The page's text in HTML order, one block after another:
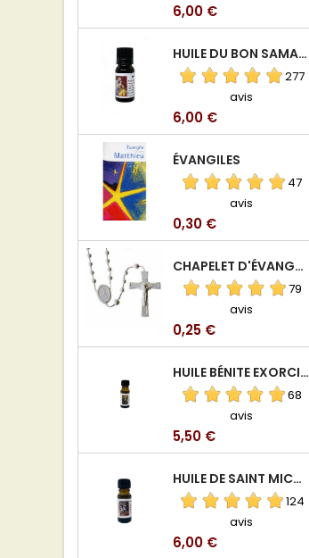
Prix
6,00 €
HUILE DU BON SAMARITAIN
277
avis
Prix
6,00 €
ÉVANGILES
47
avis
Prix
0,30 €
CHAPELET D'ÉVANGÉLISATION
79
avis
Prix
0,25 €
HUILE BÉNITE EXORCISÉE
68
avis
Prix
5,50 €
HUILE DE SAINT MICHEL ARCHANGE
124
avis
Prix
6,00 €